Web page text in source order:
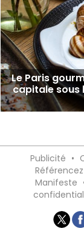
Le Paris
capitale sous
Publicité •
Manifeste